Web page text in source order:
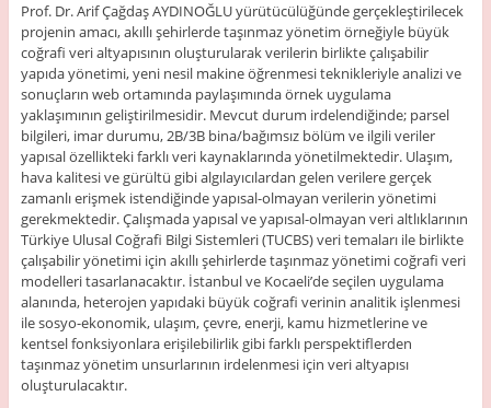
Prof. Dr. Arif Çağdaş AYDINOĞLU yürütücülüğünde gerçekleştirilecek
projenin amacı, akıllı şehirlerde taşınmaz yönetim örneğiyle büyük
coğrafi veri altyapısının oluşturularak verilerin birlikte çalışabilir
yapıda yönetimi, yeni nesil makine öğrenmesi teknikleriyle analizi ve
sonuçların web ortamında paylaşımında örnek uygulama
yaklaşımının geliştirilmesidir. Mevcut durum irdelendiğinde; parsel
bilgileri, imar durumu, 2B/3B bina/bağımsız bölüm ve ilgili veriler
yapısal özellikteki farklı veri kaynaklarında yönetilmektedir. Ulaşım,
hava kalitesi ve gürültü gibi algılayıcılardan gelen verilere gerçek
zamanlı erişmek istendiğinde yapısal-olmayan verilerin yönetimi
gerekmektedir. Çalışmada yapısal ve yapısal-olmayan veri altlıklarının
Türkiye Ulusal Coğrafi Bilgi Sistemleri (TUCBS) veri temaları ile birlikte
çalışabilir yönetimi için akıllı şehirlerde taşınmaz yönetimi coğrafi veri
modelleri tasarlanacaktır. İstanbul ve Kocaeli’de seçilen uygulama
alanında, heterojen yapıdaki büyük coğrafi verinin analitik işlenmesi
ile sosyo-ekonomik, ulaşım, çevre, enerji, kamu hizmetlerine ve
kentsel fonksiyonlara erişilebilirlik gibi farklı perspektiflerden
taşınmaz yönetim unsurlarının irdelenmesi için veri altyapısı
oluşturulacaktır.